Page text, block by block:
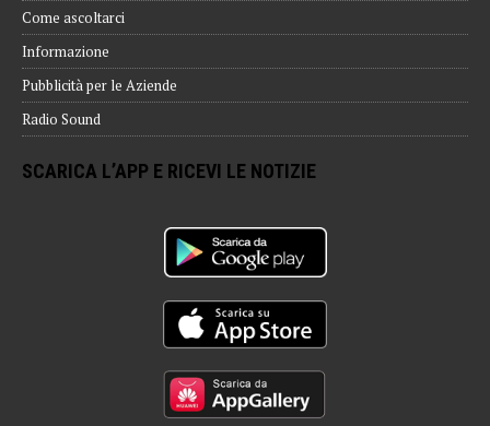
Come ascoltarci
Informazione
Pubblicità per le Aziende
Radio Sound
SCARICA L’APP E RICEVI LE NOTIZIE